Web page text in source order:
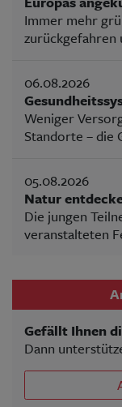
Immer mehr
zurückgefahren
06.08.2026
Weniger
Standorte – die
05.08.2026
Natur
Die jungen
veranstalteten
Gefällt Ihnen
Dann